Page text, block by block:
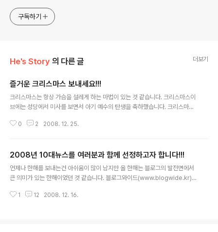
구독하기
He's Story 의 다른 글 더보기
즐거운 크리스마스 보내세요!!!
크리스마스는 항상 가슴을 설레게 하는 마법이 있는 것 같습니다. 크리스마스이
브에는 성당에서 미사를 보면서 아기 예수의 탄생을 축하했습니다. 크리스마스
리스마스 보내시기 바랍니다. 그리고 '깜냥이의 웹2.0이야기'를 사랑해 주시는
록 노력하겠습니다. 많은 관심과 사랑 부탁드립니다~ ^^ Merry Christmas
& Happy New Year!!!
0 2 2008. 12. 25.
2008년 10대뉴스를 여러분과 함께 선정하고자 합니다!!!
언제나 한해를 보내는건 아쉬움이 많이 남지만 올 한해는 블로그의 발전면에서
큰 의미가 있는 한해이었던 것 같습니다. 블로그와이드(www.blogwide.kr)
를 선정하고자 합니다. 방법은 간단합니다. 여러분의 의견을 댓글로 남겨주시면
1 12 2008. 12. 16.